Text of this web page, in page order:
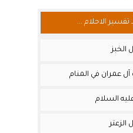
تفسير الاحلام ...
الخبز
عمران في المنام
السلام
الزعتر